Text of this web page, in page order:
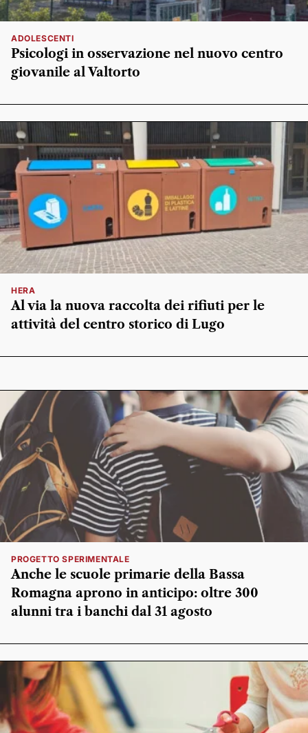
ADOLESCENTI
Psicologi in osservazione nel nuovo centro
giovanile al Valtorto
HERA
Al via la nuova raccolta dei rifiuti per le
attività del centro storico di Lugo
PROGETTO SPERIMENTALE
Anche le scuole primarie della Bassa
Romagna aprono in anticipo: oltre 300
alunni tra i banchi dal 31 agosto